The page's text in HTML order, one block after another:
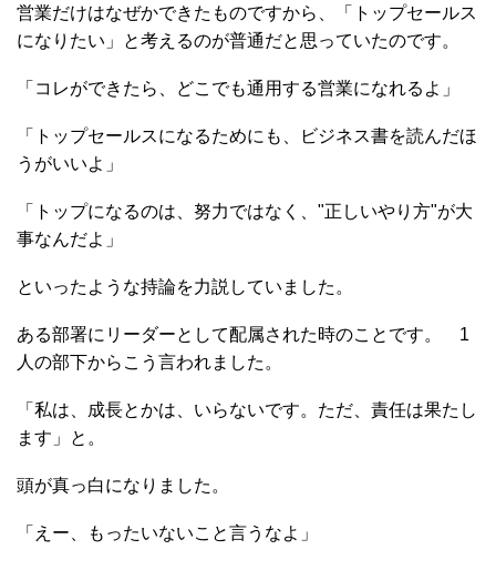
営業だけはなぜかできたものですから、「トップセールス
になりたい」と考えるのが普通だと思っていたのです。
「コレができたら、どこでも通用する営業になれるよ」
「トップセールスになるためにも、ビジネス書を読んだほ
うがいいよ」
「トップになるのは、努力ではなく、"正しいやり方"が大
事なんだよ」
といったような持論を力説していました。
ある部署にリーダーとして配属された時のことです。 1
人の部下からこう言われました。
「私は、成長とかは、いらないです。ただ、責任は果たし
ます」と。
頭が真っ白になりました。
「えー、もったいないこと言うなよ」